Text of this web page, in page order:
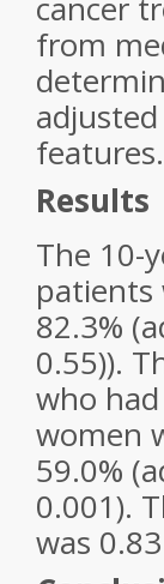
from
features.
Results
The 10-
patients
82.3%
0.55)).
who
women
59.0%
0.001).
was